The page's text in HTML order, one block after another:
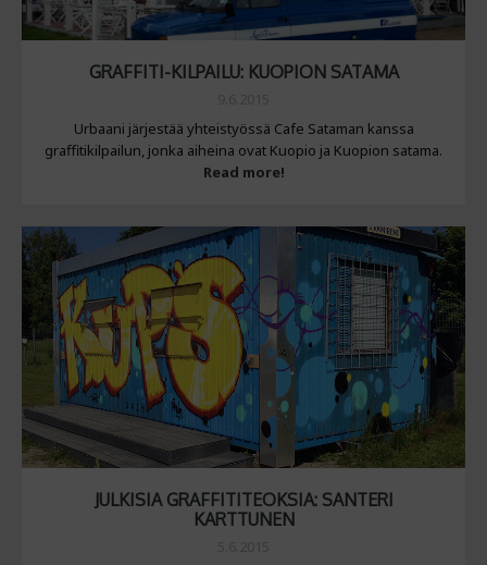
GRAFFITI-KILPAILU: KUOPION SATAMA
Urbaani järjestää yhteistyössä Cafe Sataman kanssa
graffitikilpailun, jonka aiheina ovat Kuopio ja Kuopion satama.
Read more!
JULKISIA GRAFFITITEOKSIA: SANTERI
KARTTUNEN